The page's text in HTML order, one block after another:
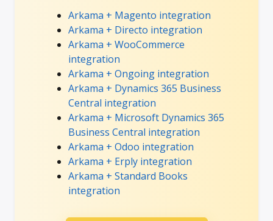
Arkama + Magento integration
Arkama + Directo integration
Arkama + WooCommerce
integration
Arkama + Ongoing integration
Arkama + Dynamics 365 Business
Central integration
Arkama + Microsoft Dynamics 365
Business Central integration
Arkama + Odoo integration
Arkama + Erply integration
Arkama + Standard Books
integration